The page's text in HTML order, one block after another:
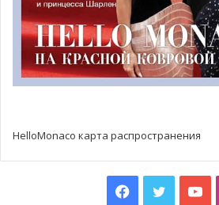
круглые столы, семинары, частные
партнерский форум, также
спикеров, тематические
Для всех желающих будет
HelloMonaco карта распространения
Facebook
Twitter